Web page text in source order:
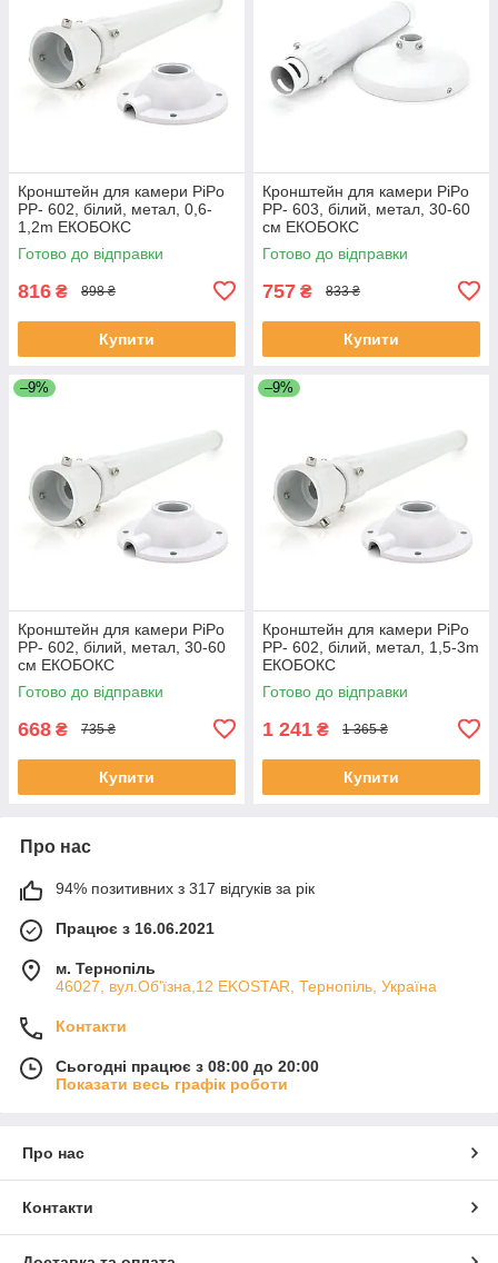
Кронштейн для камери PiPo
PP- 602, білий, метал, 0,6-
1,2m ЕКОБОКС
Готово до відправки
816 ₴ 898 ₴
Купити
Кронштейн для камери PiPo
PP- 603, білий, метал, 30-60
см ЕКОБОКС
Готово до відправки
757 ₴ 833 ₴
Купити
–9%
Кронштейн для камери PiPo
PP- 602, білий, метал, 30-60
см ЕКОБОКС
Готово до відправки
668 ₴ 735 ₴
Купити
–9%
Кронштейн для камери PiPo
PP- 602, білий, метал, 1,5-3m
ЕКОБОКС
Готово до відправки
1 241 ₴ 1 365 ₴
Купити
Про нас
94% позитивних з 317 відгуків за рік
Працює з 16.06.2021
м. Тернопіль
46027, вул.Об'їзна,12 EKOSTAR, Тернопіль, Україна
Контакти
Сьогодні працює з 08:00 до 20:00
Показати весь графік роботи
Про нас
Контакти